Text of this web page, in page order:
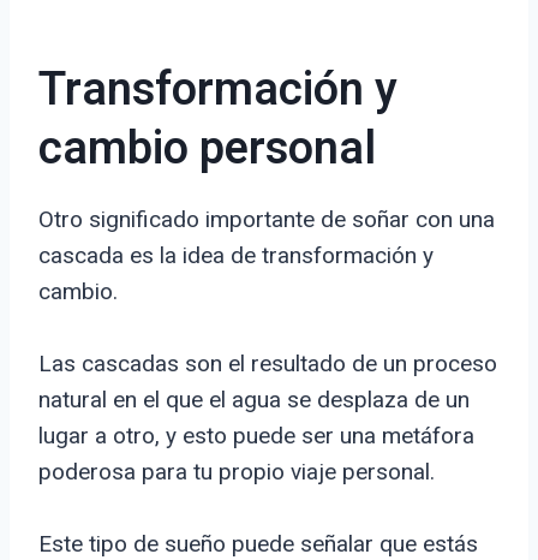
Transformación y
cambio personal
Otro significado importante de soñar con una
cascada es la idea de transformación y
cambio.
Las cascadas son el resultado de un proceso
natural en el que el agua se desplaza de un
lugar a otro, y esto puede ser una metáfora
poderosa para tu propio viaje personal.
Este tipo de sueño puede señalar que estás